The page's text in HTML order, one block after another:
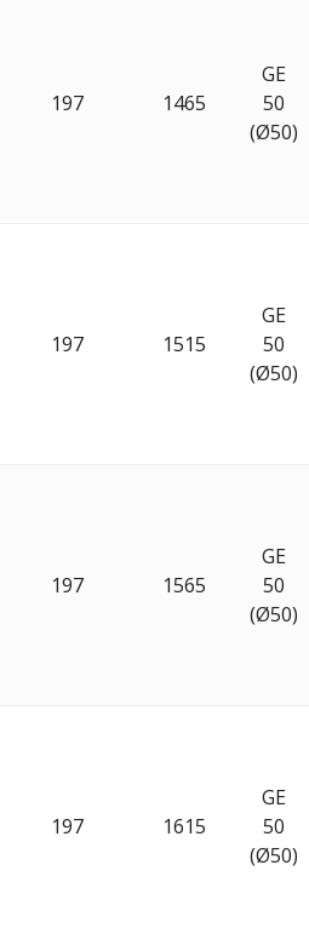
197 1465
GE
50
(Ø50)
197 1515
GE
50
(Ø50)
197 1565
GE
50
(Ø50)
197 1615
GE
50
(Ø50)